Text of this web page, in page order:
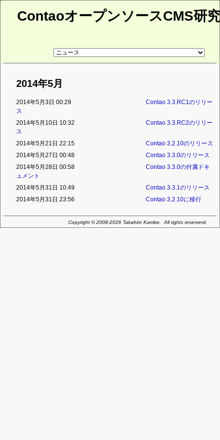
ContaoオープンソースCMS研
リ
ペ
ー
2014年5月
2014年5月3日 00:29
Contao 3.3.RC1のリリー
ス
2014年5月10日 10:32
Contao 3.3.RC2のリリー
ス
2014年5月21日 22:15
Contao 3.2.10のリリース
2014年5月27日 00:48
Contao 3.3.0のリリース
2014年5月28日 00:58
Contao 3.3.0の付属ドキ
ュメント
2014年5月31日 10:49
Contao 3.3.1のリリース
2014年5月31日 23:56
Contao 3.2.10に移行
Copyright © 2008-2026 Takahiro Kambe. All rights reserverd.